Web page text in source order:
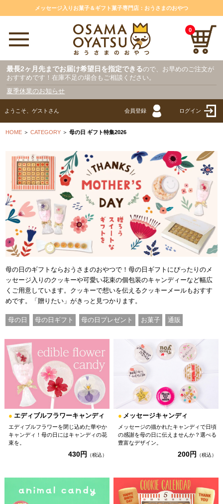
メッセージ入りお菓子＆ギフト菓子専門店：おうさまのおやつ
0
最長2ヶ月先までお届け希望日を指定できるので、お早めのご注文が
おすすめです！在庫不足の場合もご相談ください。
夏季休業のお知らせ
ようこそ、ゲストさん 会員登録 ログイン
HOME ＞CATEGORY ＞母の日 ギフト特集2026
母の日のギフトならおうさまのおやつで！母の日ギフトにぴったりのメ
ッセージ入りのクッキーや可愛い花束の個包装のキャンディーなど幅広
くご用意しています。クッキーで想いを伝えるクッキーメールもおすす
めです。「贈りたい」がきっと見つかります。
母の日 母の日ギフト 母の日プレゼント お菓子 通販
● エディブルフラワーキャンディ
エディブルフラワーを閉じ込めた華やか
キャンディ！母の日にはキャンディの花
束を。
430円 （税込）
● メッセージキャンディ
メッセージの描かれたキャンディで日頃
の感謝を母の日に伝えませんか？選べる
豊富なデザイン。
200円 （税込）